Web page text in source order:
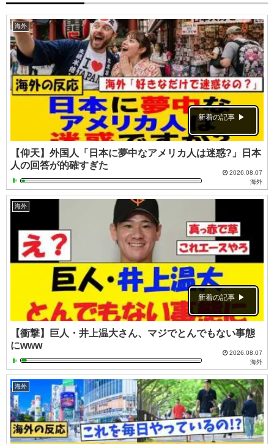
海外
新着の記事
【仰天】外国人「日本に夢中なアメリカ人は迷惑?」日本
人の回答が的確すぎた
2026.08.07
海外
海外
新着の記事
【衝撃】巨人・井上温大さん、マジでとんでもない事態
にwww
2026.08.07
海外
海外